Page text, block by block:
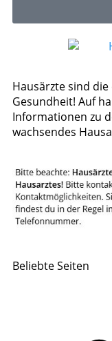
Hausärzte sind
Gesundheit! Auf
Informationen zu
wachsendes
Beliebte Seiten